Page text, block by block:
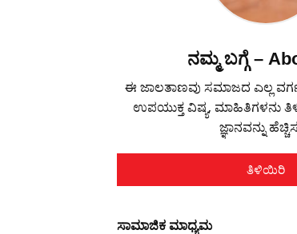
ನಮ್ಮ ಬಗ್ಗೆ –
ಈ ಜಾಲತಾಣವು ಸಮಾಜದ ಎಲ್ಲ
ಉಪಯುಕ್ತ ವಿಷ್ಯ, ಮಾಹಿತಿಗಳನು
ಜ್ಞಾನವನ್ನು
ತಿಳಿಯಿರಿ
ಸಾಮಾಜಿಕ ಮಾಧ್ಯಮ